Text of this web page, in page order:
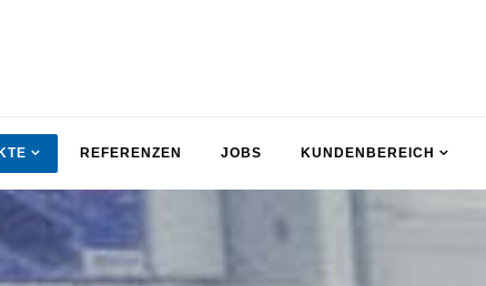
REFERENZEN JOBS KUNDENBEREICH